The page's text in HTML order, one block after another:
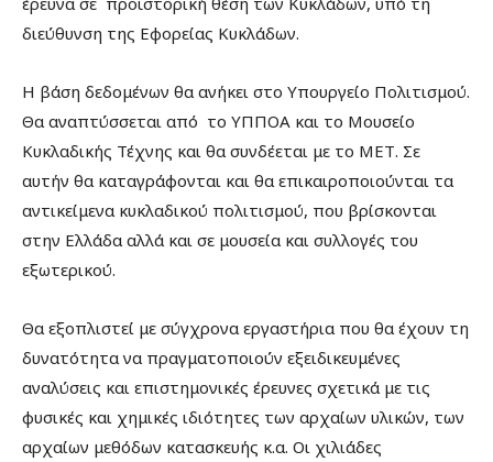
διεύθυνση της Εφορείας Κυκλάδων.
Η βάση δεδομένων θα ανήκει στο Υπουργείο Πολιτισμού.
Θα αναπτύσσεται από το ΥΠΠΟΑ και το Μουσείο
Κυκλαδικής Τέχνης και θα συνδέεται με το ΜΕΤ. Σε
αυτήν θα καταγράφονται και θα επικαιροποιούνται τα
αντικείμενα κυκλαδικού πολιτισμού, που βρίσκονται
στην Ελλάδα αλλά και σε μουσεία και συλλογές του
εξωτερικού.
Θα εξοπλιστεί με σύγχρονα εργαστήρια που θα έχουν τη
δυνατότητα να πραγματοποιούν εξειδικευμένες
αναλύσεις και επιστημονικές έρευνες σχετικά με τις
φυσικές και χημικές ιδιότητες των αρχαίων υλικών, των
αρχαίων μεθόδων κατασκευής κ.α. Οι χιλιάδες